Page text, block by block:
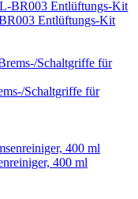
Entlüftungs-Kit
Schaltgriffe für
400 ml